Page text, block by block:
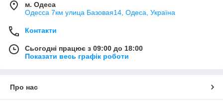
м. Одеса
Одесса 7км улица Базовая14, Одеса, Україна
Контакти
Сьогодні працює з 09:00 до 18:00
Показати весь графік роботи
Про нас